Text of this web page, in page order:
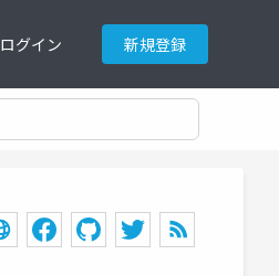
ログイン 新規登録